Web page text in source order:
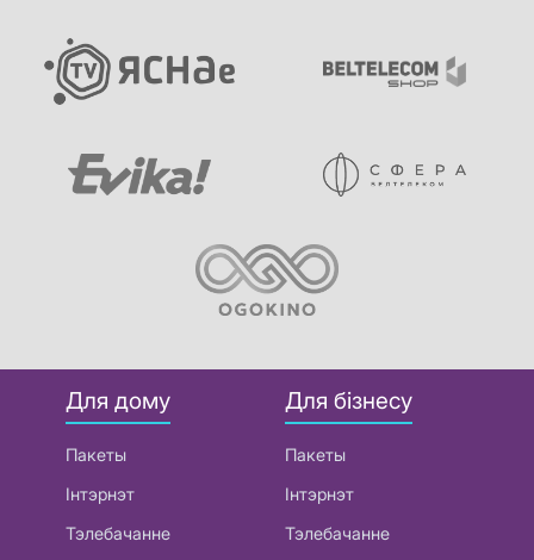
Для дому
Пакеты
Інтэрнэт
Тэлебачанне
Для бізнесу
Пакеты
Інтэрнэт
Тэлебачанне